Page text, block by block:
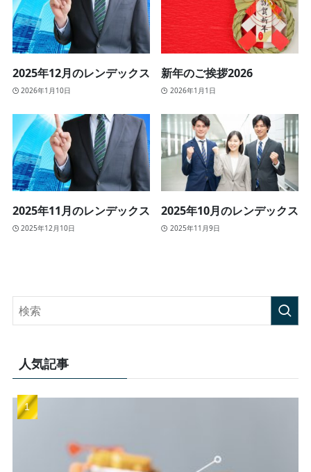
2025年12月のレンデックス
2026年1月10日
新年のご挨拶2026
2026年1月1日
2025年11月のレンデックス
2025年12月10日
2025年10月のレンデックス
2025年11月9日
人気記事